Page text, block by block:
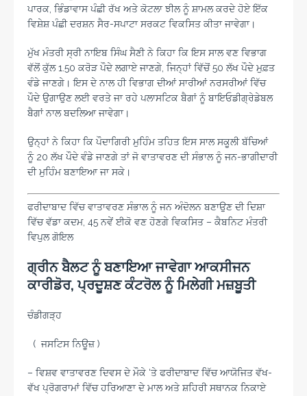
ਪਾਰਕ, ਭਿੰਡਾਵਾਸ ਪੰਛੀ ਰੱਖ ਅਤੇ ਕੋਟਲਾ ਝੀਲ ਨੂੰ ਸ਼ਾਮਲ ਕਰਦੇ ਹੋਏ ਇੱਕ
ਵਿਸ਼ੇਸ਼ ਪੰਛੀ ਦਰਸ਼ਨ ਸੈਰ-ਸਪਾਟਾ ਸਰਕਟ ਵਿਕਸਿਤ ਕੀਤਾ ਜਾਵੇਗਾ।
ਮੁੱਖ ਮੰਤਰੀ ਸ੍ਰੀ ਨਾਇਬ ਸਿੰਘ ਸੈਣੀ ਨੇ ਕਿਹਾ ਕਿ ਇਸ ਸਾਲ ਵਣ ਵਿਭਾਗ
ਵੱਲੋਂ ਕੁੱਲ 1.50 ਕਰੋੜ ਪੌਦੇ ਲਗਾਏ ਜਾਣਗੇ, ਜਿਨ੍ਹਾਂ ਵਿੱਚੋਂ 50 ਲੱਖ ਪੌਦੇ ਮੁਫ਼ਤ
ਵੰਡੇ ਜਾਣਗੇ। ਇਸ ਦੇ ਨਾਲ ਹੀ ਵਿਭਾਗ ਦੀਆਂ ਸਾਰੀਆਂ ਨਰਸਰੀਆਂ ਵਿੱਚ
ਪੌਦੇ ਉਗਾਉਣ ਲਈ ਵਰਤੇ ਜਾ ਰਹੇ ਪਲਾਸਟਿਕ ਬੈਗਾਂ ਨੂੰ ਬਾਇਓਡੀਗ੍ਰੇਡੇਬਲ
ਬੈਗਾਂ ਨਾਲ ਬਦਲਿਆ ਜਾਵੇਗਾ।
ਉਨ੍ਹਾਂ ਨੇ ਕਿਹਾ ਕਿ ਪੌਦਾਗਿਰੀ ਮੁਹਿੰਮ ਤਹਿਤ ਇਸ ਸਾਲ ਸਕੂਲੀ ਬੱਚਿਆਂ
ਨੂੰ 20 ਲੱਖ ਪੌਦੇ ਵੰਡੇ ਜਾਣਗੇ ਤਾਂ ਜੋ ਵਾਤਾਵਰਣ ਦੀ ਸੰਭਾਲ ਨੂੰ ਜਨ-ਭਾਗੀਦਾਰੀ
ਦੀ ਮੁਹਿੰਮ ਬਣਾਇਆ ਜਾ ਸਕੇ।
ਫਰੀਦਾਬਾਦ ਵਿੱਚ ਵਾਤਾਵਰਣ ਸੰਭਾਲ ਨੂੰ ਜਨ ਅੰਦੋਲਨ ਬਣਾਉਣ ਦੀ ਦਿਸ਼ਾ
ਵਿੱਚ ਵੱਡਾ ਕਦਮ, 45 ਨਵੇਂ ਈਕੋ ਵਣ ਹੋਣਗੇ ਵਿਕਸਿਤ – ਕੈਬਨਿਟ ਮੰਤਰੀ
ਵਿਪੁਲ ਗੋਇਲ
ਗ੍ਰੀਨ ਬੈਲਟ ਨੂੰ ਬਣਾਇਆ ਜਾਵੇਗਾ ਆਕਸੀਜਨ
ਕਾਰੀਡੋਰ, ਪ੍ਰਦੂਸ਼ਣ ਕੰਟਰੋਲ ਨੂੰ ਮਿਲੇਗੀ ਮਜ਼ਬੂਤੀ
ਚੰਡੀਗੜ੍ਹ
( ਜਸਟਿਸ ਨਿਊਜ਼ )
– ਵਿਸ਼ਵ ਵਾਤਾਵਰਣ ਦਿਵਸ ਦੇ ਮੌਕੇ ‘ਤੇ ਫਰੀਦਾਬਾਦ ਵਿੱਚ ਆਯੋਜਿਤ ਵੱਖ-
ਵੱਖ ਪ੍ਰੋਗਰਾਮਾਂ ਵਿੱਚ ਹਰਿਆਣਾ ਦੇ ਮਾਲ ਅਤੇ ਸ਼ਹਿਰੀ ਸਥਾਨਕ ਨਿਕਾਏ